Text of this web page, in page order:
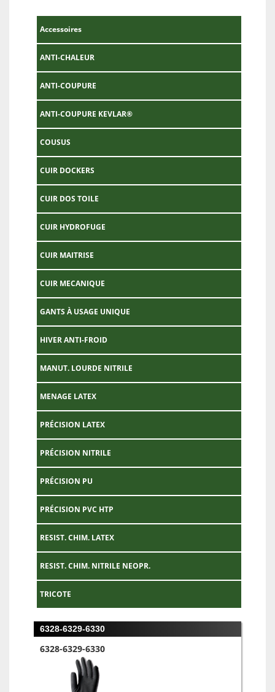
Accessoires
ANTI-CHALEUR
ANTI-COUPURE
ANTI-COUPURE KEVLAR®
COUSUS
CUIR DOCKERS
CUIR DOS TOILE
CUIR HYDROFUGE
CUIR MAITRISE
CUIR MECANIQUE
GANTS À USAGE UNIQUE
HIVER ANTI-FROID
MANUT. LOURDE NITRILE
MENAGE LATEX
PRÉCISION LATEX
PRÉCISION NITRILE
PRÉCISION PU
PRÉCISION PVC HTP
RESIST. CHIM. LATEX
RESIST. CHIM. NITRILE NEOPR.
TRICOTE
6328-6329-6330
6328-6329-6330